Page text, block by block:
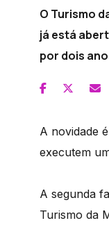
O Turismo
já está
por dois
A novidade
executem
A segunda
Turismo da